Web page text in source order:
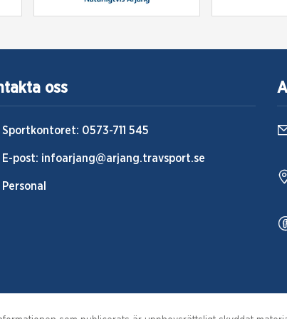
oss
Sportkontoret: 0573-711 545
E-post: infoarjang@arjang.travsport.se
Personal